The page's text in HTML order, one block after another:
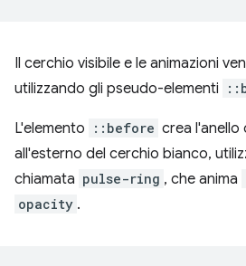
Il cerchio visibile e le animazioni
utilizzando gli pseudo-elementi
L'elemento ::before crea l'anello
all'esterno del cerchio bianco,
chiamata pulse-ring , che anima
opacity .